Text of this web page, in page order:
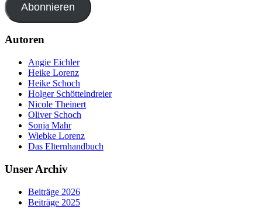
Abonnieren
Autoren
Angie Eichler
Heike Lorenz
Heike Schoch
Holger Schöttelndreier
Nicole Theinert
Oliver Schoch
Sonja Mahr
Wiebke Lorenz
Das Elternhandbuch
Unser Archiv
Beiträge 2026
Beiträge 2025